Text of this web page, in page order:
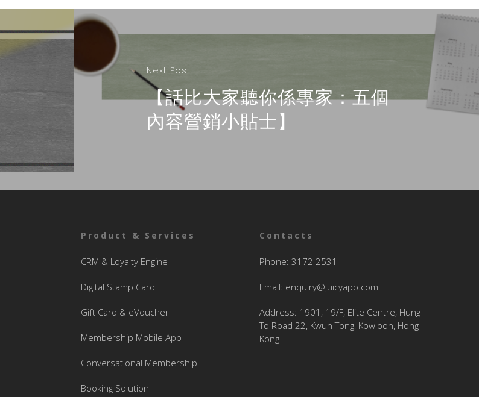
Next Post
【話比大家聽你係專家：五個
內容營銷小貼士】
Product & Services
CRM & Loyalty Engine
Digital Stamp Card
Gift Card & eVoucher
Membership Mobile App
Conversational Membership
Booking Solution
Contacts
Phone: 3172 2531
Email: enquiry@juicyapp.com
Address: 1901, 19/F, Elite Centre, Hung
To Road 22, Kwun Tong, Kowloon, Hong
Kong